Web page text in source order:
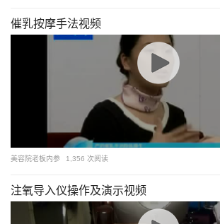
催乳按摩手法视频
美容院老板内参 1,356 次阅读
注氧导入仪操作及演示视频